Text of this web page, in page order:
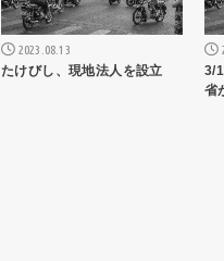
2023.08.13
たけびし、現地法人を設立
3/
省